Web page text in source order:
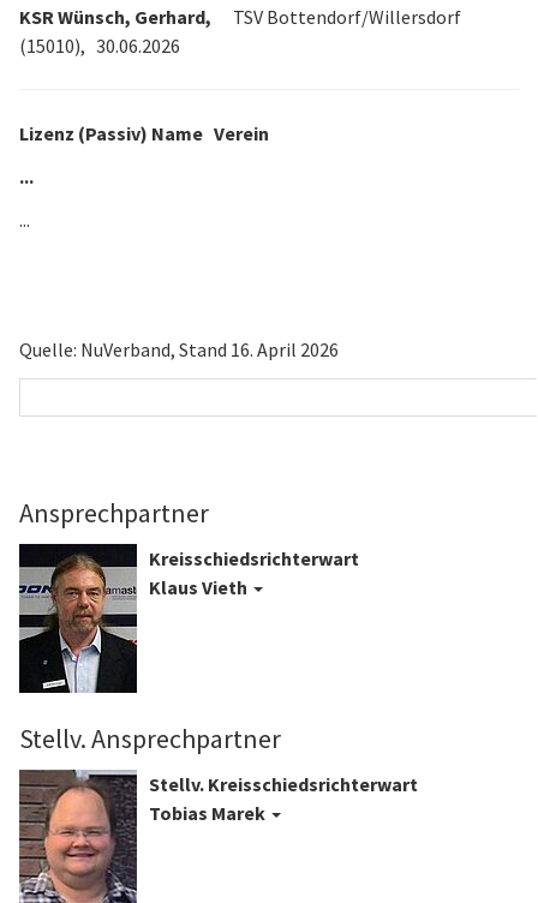
KSR Wünsch, Gerhard, TSV Bottendorf/Willersdorf
(15010), 30.06.2026
Lizenz (Passiv) Name Verein
...
...
Quelle: NuVerband, Stand 16. April 2026
Ansprechpartner
Kreisschiedsrichterwart
Klaus Vieth
Stellv. Ansprechpartner
Stellv. Kreisschiedsrichterwart
Tobias Marek